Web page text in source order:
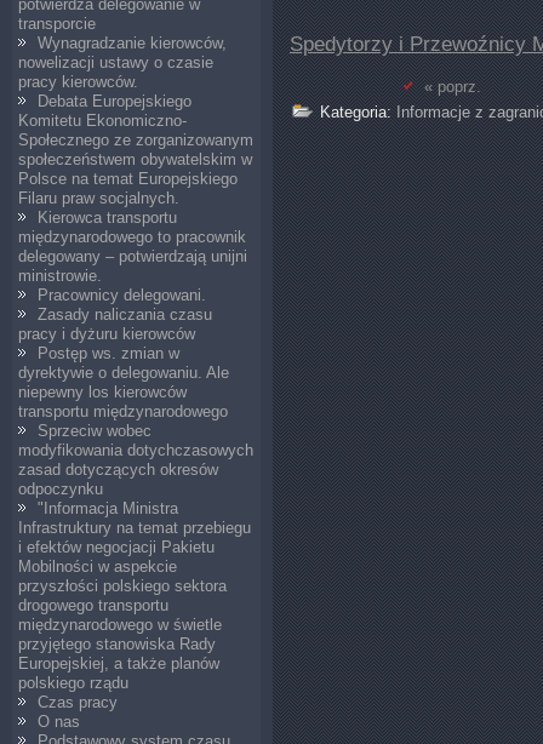
potwierdza delegowanie w
transporcie
Wynagradzanie kierowców,
nowelizacji ustawy o czasie
pracy kierowców.
Debata Europejskiego
Komitetu Ekonomiczno-
Społecznego ze zorganizowanym
społeczeństwem obywatelskim w
Polsce na temat Europejskiego
Filaru praw socjalnych.
Kierowca transportu
międzynarodowego to pracownik
delegowany – potwierdzają unijni
ministrowie.
Pracownicy delegowani.
Zasady naliczania czasu
pracy i dyżuru kierowców
Postęp ws. zmian w
dyrektywie o delegowaniu. Ale
niepewny los kierowców
transportu międzynarodowego
Sprzeciw wobec
modyfikowania dotychczasowych
zasad dotyczących okresów
odpoczynku
"Informacja Ministra
Infrastruktury na temat przebiegu
i efektów negocjacji Pakietu
Mobilności w aspekcie
przyszłości polskiego sektora
drogowego transportu
międzynarodowego w świetle
przyjętego stanowiska Rady
Europejskiej, a także planów
polskiego rządu
Czas pracy
O nas
Spedytorzy i Przewoźnicy
« poprz.
Kategoria:Informacje z